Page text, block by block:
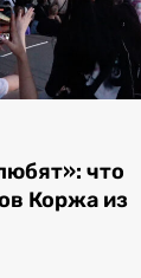
что
Коржа из